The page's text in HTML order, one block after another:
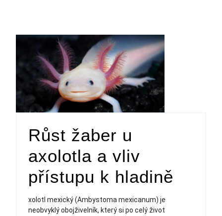
Růst žaber u
axolotla a vliv
přístupu k hladině
xolotl mexický (Ambystoma mexicanum) je
neobvyklý obojživelník, který si po celý život